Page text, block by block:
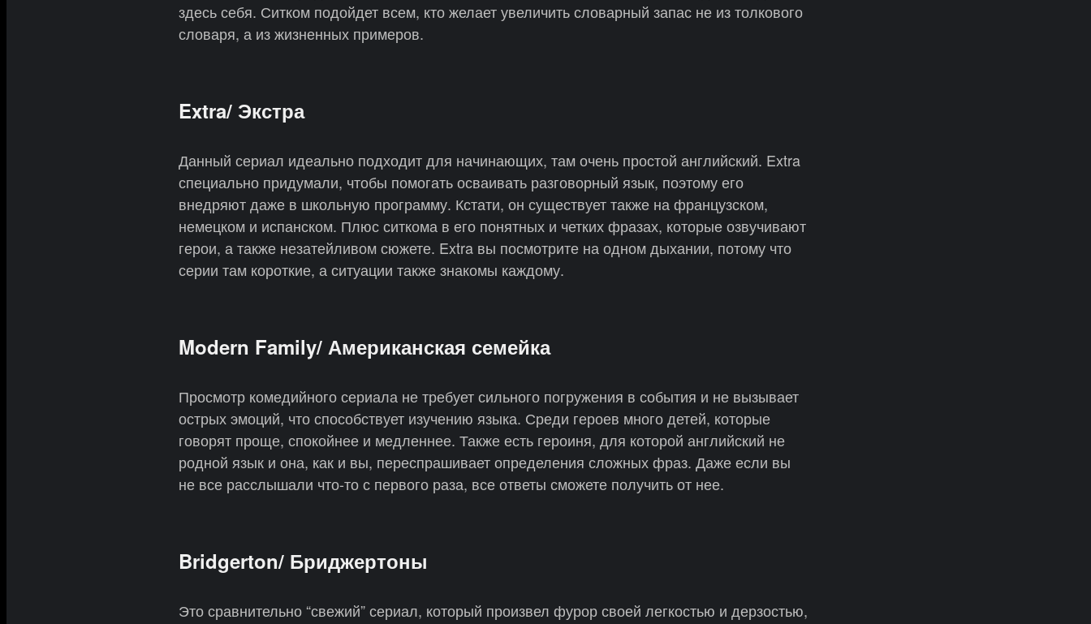
здесь себя. Ситком подойдет всем, кто желает увеличить словарный запас не из толкового
словаря, а из жизненных примеров.
Extra/ Экстра
Данный сериал идеально подходит для начинающих, там очень простой английский. Extra
специально придумали, чтобы помогать осваивать разговорный язык, поэтому его
внедряют даже в школьную программу. Кстати, он существует также на французском,
немецком и испанском. Плюс ситкома в его понятных и четких фразах, которые озвучивают
герои, а также незатейливом сюжете. Extra вы посмотрите на одном дыхании, потому что
серии там короткие, а ситуации также знакомы каждому.
Modern Family/ Американская семейка
Просмотр комедийного сериала не требует сильного погружения в события и не вызывает
острых эмоций, что способствует изучению языка. Среди героев много детей, которые
говорят проще, спокойнее и медленнее. Также есть героиня, для которой английский не
родной язык и она, как и вы, переспрашивает определения сложных фраз. Даже если вы
не все расслышали что-то с первого раза, все ответы сможете получить от нее.
Bridgerton/ Бриджертоны
Это сравнительно “свежий” сериал, который произвел фурор своей легкостью и дерзостью,